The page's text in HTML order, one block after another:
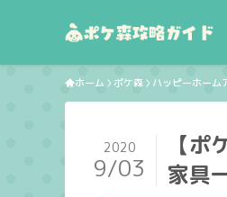
ホーム ポケ森 ハッピーホーム
【
家具
2020
9/03